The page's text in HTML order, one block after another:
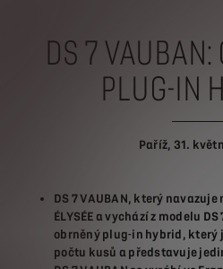
DS 7 VAUBAN:
PLUG-IN
Paříž, 31.
DS 7 VAUBAN, který navazuje
ÉLYSÉE a vychází z modelu DS
obrněný plug-in hybrid, který
počtu kusů a představuje